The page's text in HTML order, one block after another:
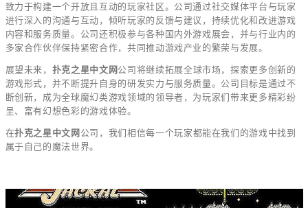
致力于构建一个开放且互动的玩家社区。公司通过社交媒体平台与玩家
进行深入的沟通与互动，倾听玩家的反馈与建议，持续优化和改进游戏
内容和服务质量。公司还积极参与各种国内外游戏展会，并与行业内的
多家合作伙伴保持紧密合作，共同推动游戏产业的繁荣与发展。
展望未来， 扑克之星中文网公司将继续拓展全球市场，探索更多创新的
游戏形式，并不断提升自身的研发实力与服务质量。公司目标是通过不
断创新，成为全球魔幻类游戏领域的领导者，为玩家们带来更多精彩纷
呈、富有幻想色彩的游戏体验。
在扑克之星中文网公司，我们相信每一个玩家都能在我们的游戏中找到
属于自己的魔法世界。